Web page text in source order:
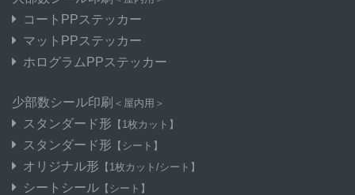
コートPPステッカー
マットPPステッカー
ホログラムPPステッカー
少部数シール印刷 ＜屋内用＞
スタンダード形 【1枚カット】
スタンダード形 【シート】
オリジナル形 【1枚カット/シート】
シートシール 【シート】